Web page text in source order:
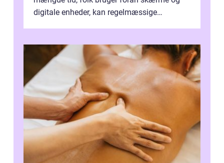
digitale enheder, kan regelmæssige